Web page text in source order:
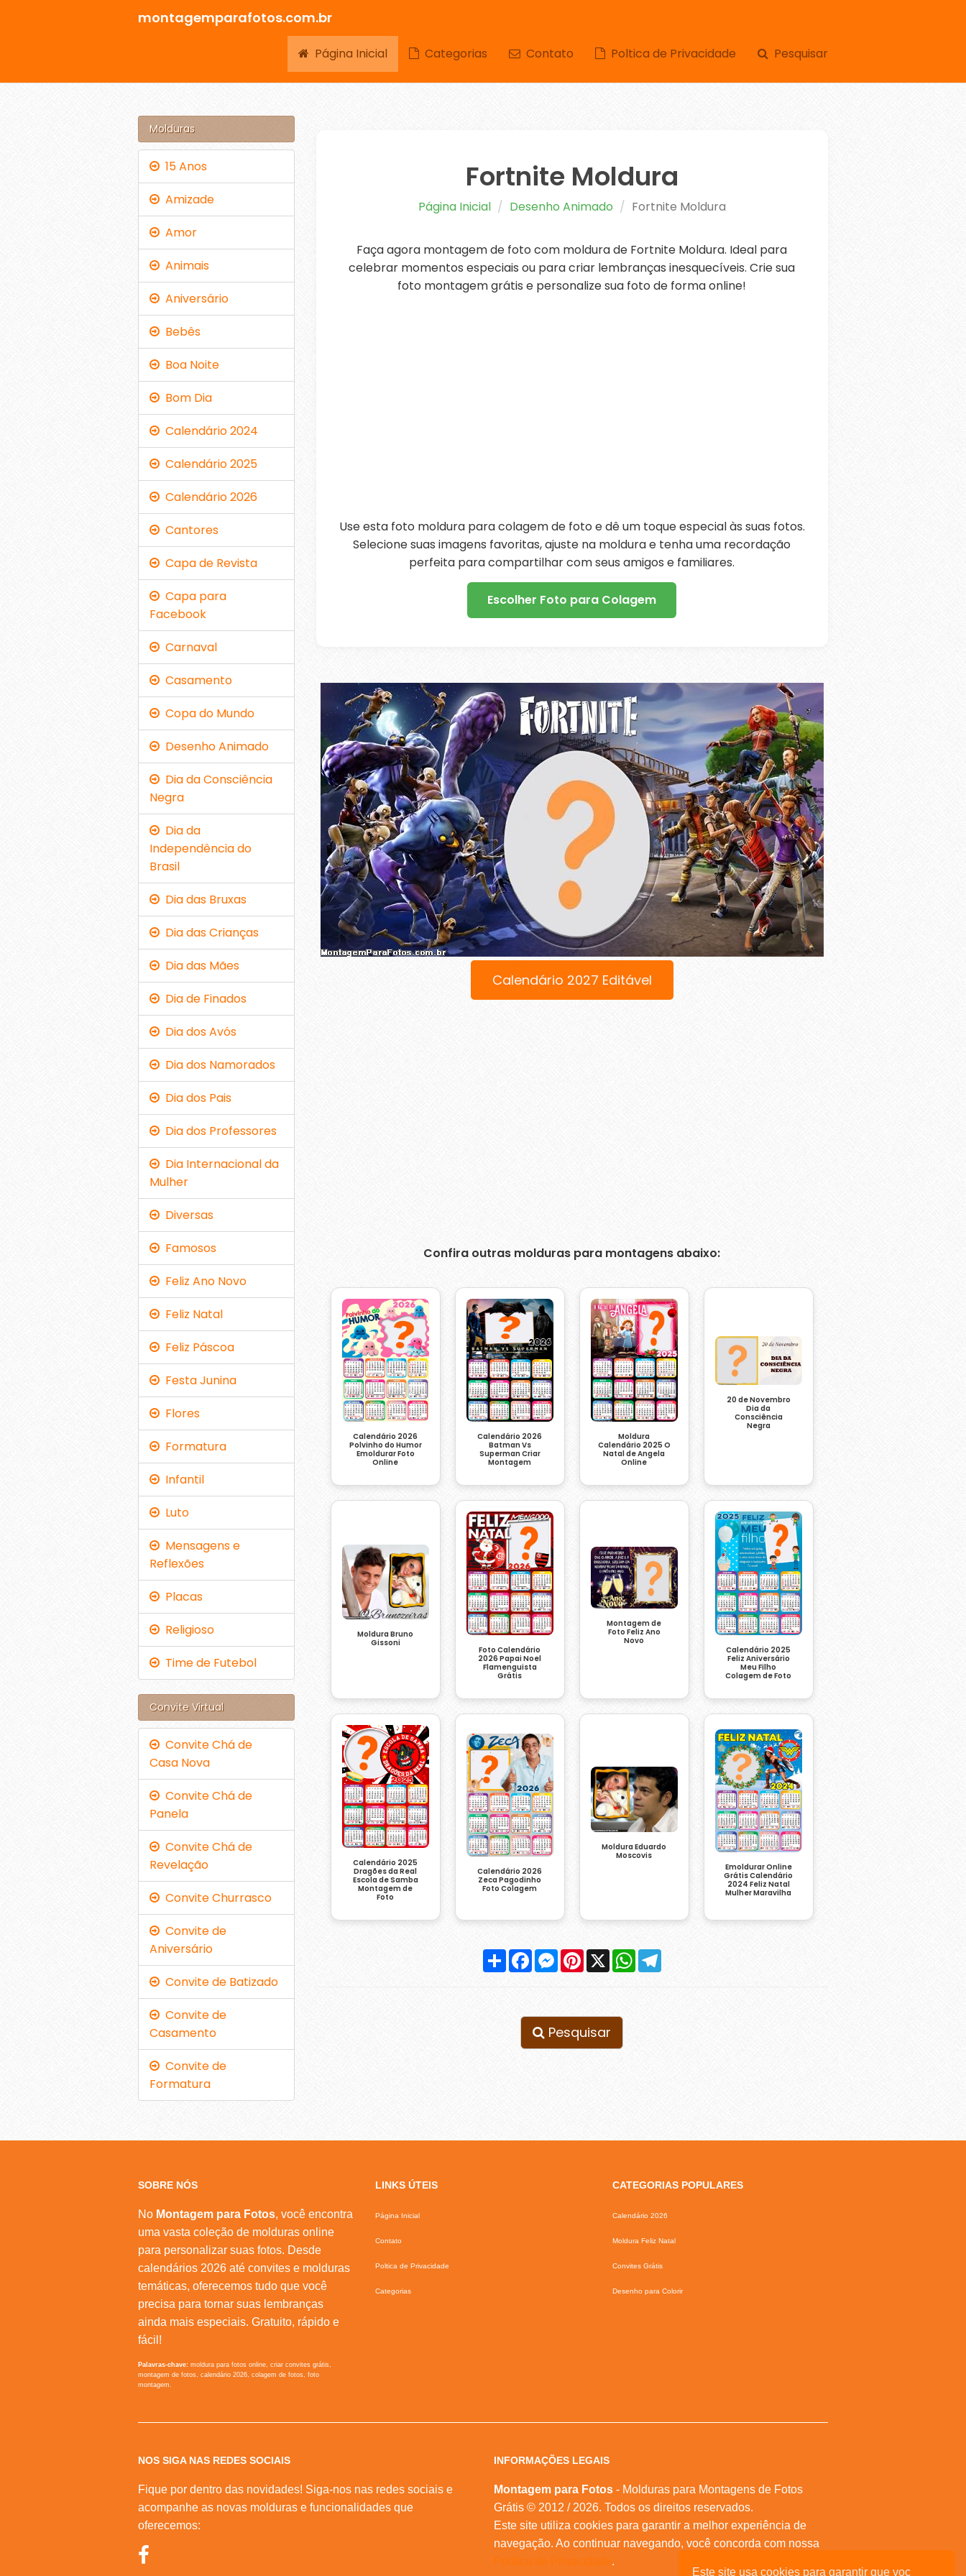
Este site usa cookies para garantir que voc
montagemparafotos.com.br
Página Inicial Categorias Contato Poltica de Privacidade Pesquisar
Fortnite Moldura
Página Inicial Desenho Animado Fortnite Moldura
Faça agora montagem de foto com moldura de Fortnite Moldura. Ideal para
celebrar momentos especiais ou para criar lembranças inesquecíveis. Crie sua
foto montagem grátis e personalize sua foto de forma online!
Use esta foto moldura para colagem de foto e dê um toque especial às suas fotos.
Selecione suas imagens favoritas, ajuste na moldura e tenha uma recordação
perfeita para compartilhar com seus amigos e familiares.
Escolher Foto para Colagem
Calendário 2027 Editável
Confira outras molduras para montagens abaixo:
Calendário 2026
Polvinho do Humor
Emoldurar Foto
Online
Calendário 2026
Batman Vs
Superman Criar
Montagem
Moldura
Calendário 2025 O
Natal de Angela
Online
20 de Novembro
Dia da
Consciência
Negra
Moldura Bruno
Gissoni
Foto Calendário
2026 Papai Noel
Flamenguista
Grátis
Montagem de
Foto Feliz Ano
Novo
Calendário 2025
Feliz Aniversário
Meu Filho
Colagem de Foto
Calendário 2025
Dragões da Real
Escola de Samba
Montagem de
Foto
Calendário 2026
Zeca Pagodinho
Foto Colagem
Moldura Eduardo
Moscovis
Emoldurar Online
Grátis Calendário
2024 Feliz Natal
Mulher Maravilha
Compartilhar
FacebookMessenger
Pinterest
X WhatsAppTelegram
Pesquisar
Molduras
15 Anos
Amizade
Amor
Animais
Aniversário
Bebês
Boa Noite
Bom Dia
Calendário 2024
Calendário 2025
Calendário 2026
Cantores
Capa de Revista
Capa para
Facebook
Carnaval
Casamento
Copa do Mundo
Desenho Animado
Dia da Consciência
Negra
Dia da
Independência do
Brasil
Dia das Bruxas
Dia das Crianças
Dia das Mães
Dia de Finados
Dia dos Avós
Dia dos Namorados
Dia dos Pais
Dia dos Professores
Dia Internacional da
Mulher
Diversas
Famosos
Feliz Ano Novo
Feliz Natal
Feliz Páscoa
Festa Junina
Flores
Formatura
Infantil
Luto
Mensagens e
Reflexões
Placas
Religioso
Time de Futebol
Convite Virtual
Convite Chá de
Casa Nova
Convite Chá de
Panela
Convite Chá de
Revelação
Convite Churrasco
Convite de
Aniversário
Convite de Batizado
Convite de
Casamento
Convite de
Formatura
SOBRE NÓS
No Montagem para Fotos, você encontra
uma vasta coleção de molduras online
para personalizar suas fotos. Desde
calendários 2026 até convites e molduras
temáticas, oferecemos tudo que você
precisa para tornar suas lembranças
ainda mais especiais. Gratuito, rápido e
fácil!
Palavras-chave: moldura para fotos online, criar convites grátis,
montagem de fotos, calendário 2026, colagem de fotos, foto
montagem.
LINKS ÚTEIS
Página Inicial
Contato
Poltica de Privacidade
Categorias
CATEGORIAS POPULARES
Calendário 2026
Moldura Feliz Natal
Convites Grátis
Desenho para Colorir
NOS SIGA NAS REDES SOCIAIS
Fique por dentro das novidades! Siga-nos nas redes sociais e
acompanhe as novas molduras e funcionalidades que
oferecemos:
INFORMAÇÕES LEGAIS
Montagem para Fotos - Molduras para Montagens de Fotos
Grátis © 2012 / 2026. Todos os direitos reservados.
Este site utiliza cookies para garantir a melhor experiência de
navegação. Ao continuar navegando, você concorda com nossa
Política de Privacidade.